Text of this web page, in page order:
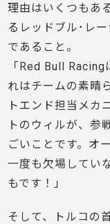
理由はいくつもあ
るレッドブル･レ
であること。
「Red Bull
れはチームの素晴
トエンド担当メカ
トのウィルが、参
ごいことです。オ
一度も欠場してい
もです！」
そして、トルコの